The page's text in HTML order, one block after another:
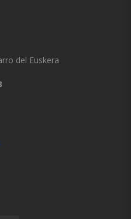
del Euskera